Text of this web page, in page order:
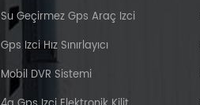
Su Geçirmez Gps Araç Izci
Gps Izci Hız Sınırlayıcı
Mobil DVR Sistemi